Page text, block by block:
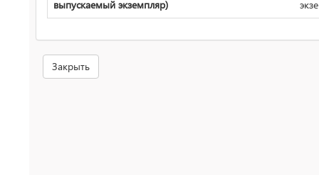
выпускаемый экземпляр)
Закрыть